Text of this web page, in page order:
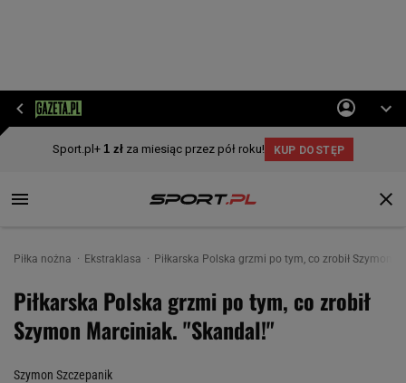
Piłka nożna Ekstraklasa Piłkarska Polska grzmi po tym, co zrobił Szymon
Piłkarska Polska grzmi po tym, co zrobił
Szymon Marciniak. "Skandal!"
Szymon Szczepanik